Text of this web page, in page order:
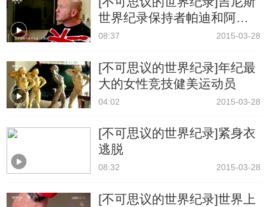
世界纪录保持者帕迪和阿什
利塔
08:37 2015-03-28
[不可思议的世界纪录]年纪最
大的女性竞技健美运动员
04:02 2015-03-28
[不可思议的世界纪录]紧身衣
逃脱
08:32 2015-03-28
[不可思议的世界纪录]世界上